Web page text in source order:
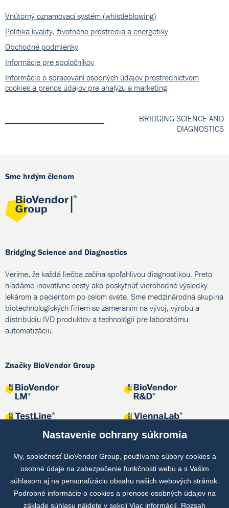
Vnútorný oznamovací systém (whistleblowing)
Politika kvality, životného prostredia a energetiky
Obchodné podmienky
Informácie pre spoločníkov
Informácie o spracovaní osobných údajov prostredníctvom
cookies a prenos údajov pre analýzu a marketing
BRIDGING SCIENCE AND
DIAGNOSTICS
Sme hrdým členom
Bridging Science and Diagnostics
Veríme, že každá liečba začína spoľahlivou diagnostikou. Preto
hľadáme inovatívne cesty ako poskytnúť vierohodné výsledky
lekárom a pacientom po celom svete. Sme medzinárodná skupina
biotechnologických firiem so zameraním na vývoj, výrobu a
distribúciu IVD produktov a technológií pre laboratórnu
automatizáciu.
Značky BioVendor Group
Spoločné projekty
Nastavenie ochrany súkromia
My, spoločnosť BioVendor Group, používame súbory cookies a
osobné údaje na zabezpečenie funkčnosti webu a s Vašim
súhlasom aj na personalizáciu obsahu našich webových stránok.
Podrobné informácie o cookies a prenose osobných údajov na
základe súhlasu nájdete v sekcii Viac informácií . Rozsah